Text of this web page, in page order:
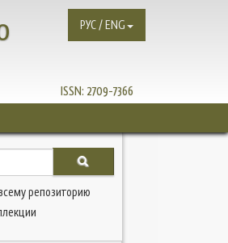
ISSN: 2709-7366
РУС / ENG
репозиторию